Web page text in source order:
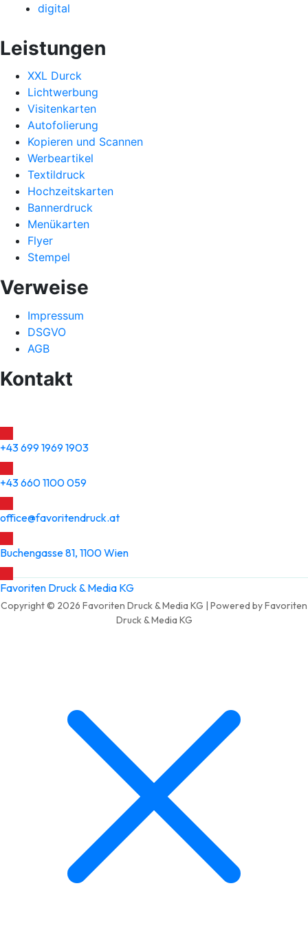
digital
Leistungen
XXL Durck
Lichtwerbung
Visitenkarten
Autofolierung
Kopieren und Scannen
Werbeartikel
Textildruck
Hochzeitskarten
Bannerdruck
Menükarten
Flyer
Stempel
Verweise
Impressum
DSGVO
AGB
Kontakt
+43 699 1969 1903
+43 660 1100 059
office@favoritendruck.at
Buchengasse 81, 1100 Wien
Favoriten Druck & Media KG
Copyright © 2026 Favoriten Druck & Media KG | Powered by Favoriten
Druck & Media KG